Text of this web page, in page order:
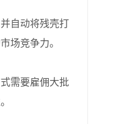
自动将残壳打
场竞争力。
需要雇佣大批